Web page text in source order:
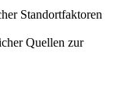
Standortfaktoren
Quellen zur